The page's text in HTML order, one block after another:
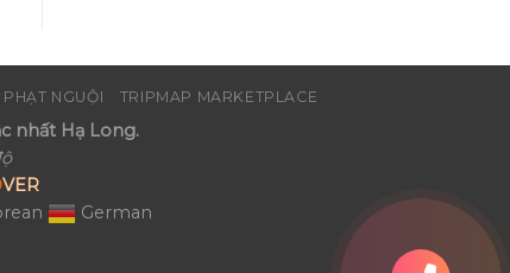
NGUỘI TRIPMAP MARKETPLACE
nhất Hạ Long.
VER
German